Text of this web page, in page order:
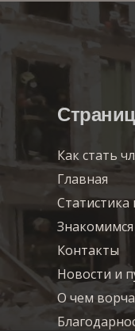
Как стать
Главная
Контакты
Новости и
О чем